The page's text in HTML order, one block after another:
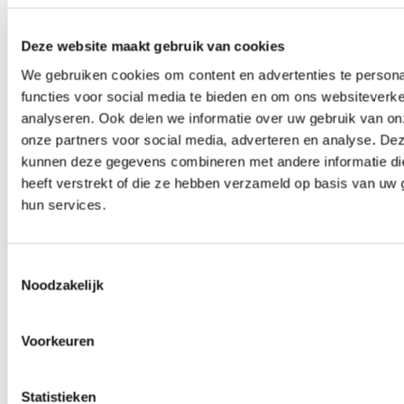
Deze website maakt gebruik van cookies
We gebruiken cookies om content en advertenties te
functies voor social media te bieden en om ons
analyseren. Ook delen we informatie over uw gebruik van
onze partners voor social media, adverteren en analyse.
kunnen deze gegevens combineren met andere informatie
heeft verstrekt of die ze hebben verzameld op basis van uw
hun services.
Noodzakelijk
Voorkeuren
Statistieken
gezonde botontwikkeling zijn:
Mineralen: calcium, fosfor, magnesium
Sporenelementen: koper, zink, mangaan
Vitamines: vitamine D, vitamine K
Wetenschappelijk onderzoek onder 118
warmbloedveulens heeft aangetoond dat het
voeren van Pavo Podo® de kans op de ontwikkeling
voedingsstoffen in de juiste verhoudingen laat zien.
maken met de beschikbaarheid van de juiste
nutriënten, en -misschien nog wel belangrijker- de
voedingsstoffen. Daar is het Podo® concept op